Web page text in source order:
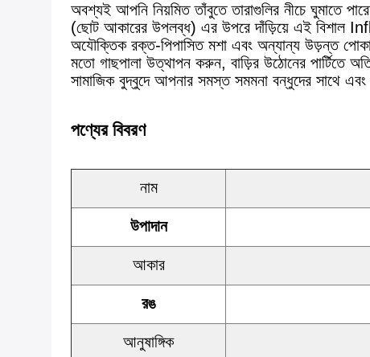
অবশ্যই আপনি নিয়মিত তাঁবুতে তারাগুলির নীচে ঘুমাতে
(ছোট আকারের উপলব্ধ) এর উপরে দাঁড়িয়ে এই বিশাল
অযৌক্তিক রক্ত-পিপাসিত মশা এবং অন্যান্য উড়ন্ত
মতো গাছপালা উত্থাপন করুন, বাড়ির উঠোনের পার্টিতে
সামাজিক বুদ্বুদে আপনার সমস্ত সমমনা বন্ধুদের সাথে
পণ্যের বিবরণ
নাম
উপাদান
আকার
রঙ
আনুষাঙ্গিক